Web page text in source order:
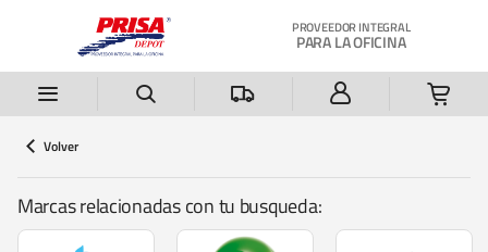
PROVEEDOR INTEGRAL
PARA LA OFICINA
Volver
Marcas relacionadas con tu busqueda: